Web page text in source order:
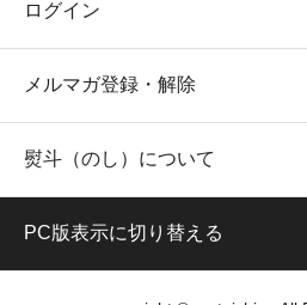
ログイン
メルマガ登録・解除
熨斗（のし）について
PC版表示に切り替える